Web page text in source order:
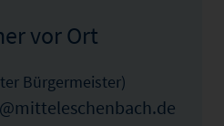
vor Ort
Bürgermeister)